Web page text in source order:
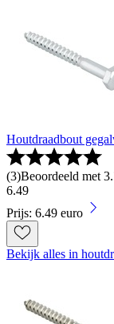
Houtdraadbout
(3)Beoordeeld met
6.49
Prijs: 6.49 euro
Bekijk alles in